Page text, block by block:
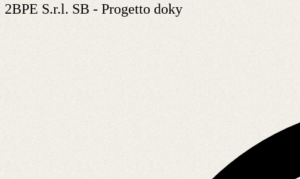
2BPE S.r.l. SB - Progetto doky